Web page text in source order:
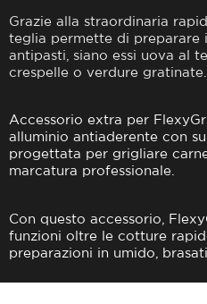
Grazie alla straordinaria
teglia permette di preparare
antipasti, siano essi uova al
crespelle o verdure gratinate.
Accessorio extra per
alluminio antiaderente con
progettata per grigliare
marcatura professionale.
Con questo accessorio,
funzioni oltre le cotture
preparazioni in umido,